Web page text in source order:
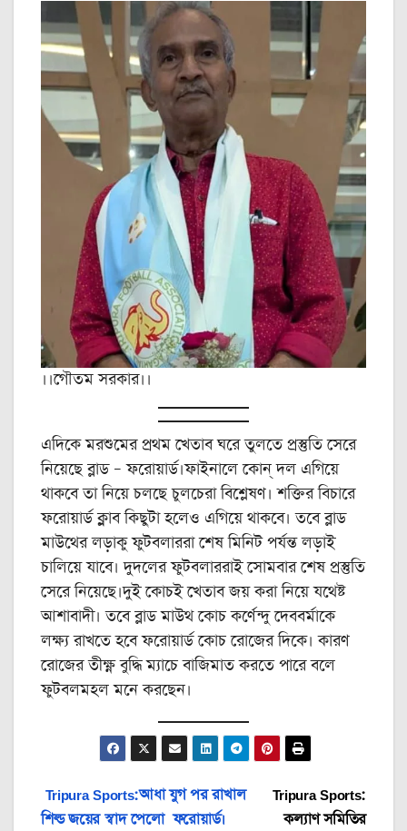
।।গৌতম সরকার।।
এদিকে মরশুমের প্রথম খেতাব ঘরে তুলতে প্রস্তুতি সেরে
নিয়েছে ব্লাড – ফরোয়ার্ড।ফাইনালে কোন্ দল এগিয়ে
থাকবে তা নিয়ে চলছে চুলচেরা বিশ্লেষণ। শক্তির বিচারে
ফরোয়ার্ড ক্লাব কিছুটা হলেও এগিয়ে থাকবে। তবে ব্লাড
মাউথের লড়াকু ফুটবলাররা শেষ মিনিট পর্যন্ত লড়াই
চালিয়ে যাবে। দুদলের ফুটবলাররাই সোমবার শেষ প্রস্তুতি
সেরে নিয়েছে।দুই কোচই খেতাব জয় করা নিয়ে যথেষ্ট
আশাবাদী। তবে ব্লাড মাউথ কোচ কর্ণেন্দু দেববর্মাকে
লক্ষ্য রাখতে হবে ফরোয়ার্ড কোচ রোজের দিকে। কারণ
রোজের তীক্ষ্ণ বুদ্ধি ম্যাচে বাজিমাত করতে পারে বলে
ফুটবলমহল মনে করছেন।‌
Post
Tripura Sports:
কল্যাণ সমিতির
Tripura Sports:আধা যুগ পর রাখাল
শিল্ড জয়ের স্বাদ পেলো ফরোয়ার্ড।